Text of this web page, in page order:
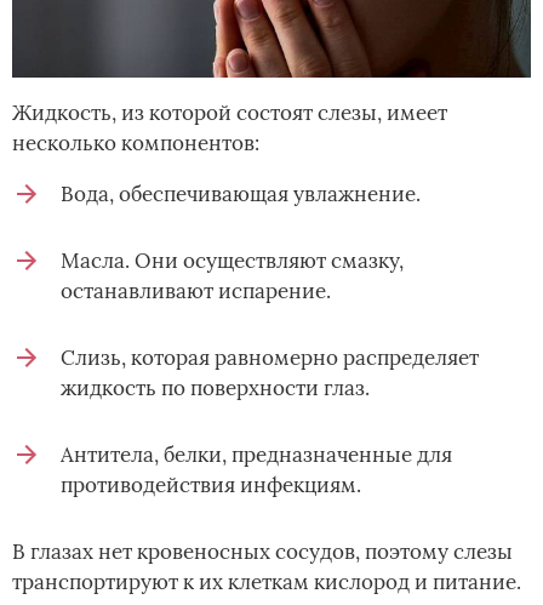
Жидкость, из которой состоят слезы, имеет
несколько компонентов:
Вода, обеспечивающая увлажнение.
Масла. Они осуществляют смазку,
останавливают испарение.
Слизь, которая равномерно распределяет
жидкость по поверхности глаз.
Антитела, белки, предназначенные для
противодействия инфекциям.
В глазах нет кровеносных сосудов, поэтому слезы
транспортируют к их клеткам кислород и питание.